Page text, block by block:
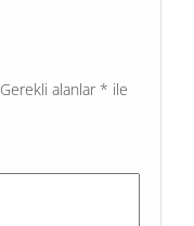
Gerekli alanlar * ile